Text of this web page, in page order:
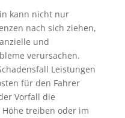
kann nicht nur
nach sich ziehen,
und
verursachen.
Leistungen
für den Fahrer
Vorfall die
treiben oder im